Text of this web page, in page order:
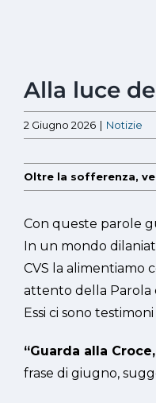
immagine
Alla luce
2 Giugno 2026 | Notizie
Oltre la sofferenza,
Con queste parole
In un mondo
CVS la alimentiamo
attento della Parola
Essi ci sono
“Guarda alla
frase di giugno,